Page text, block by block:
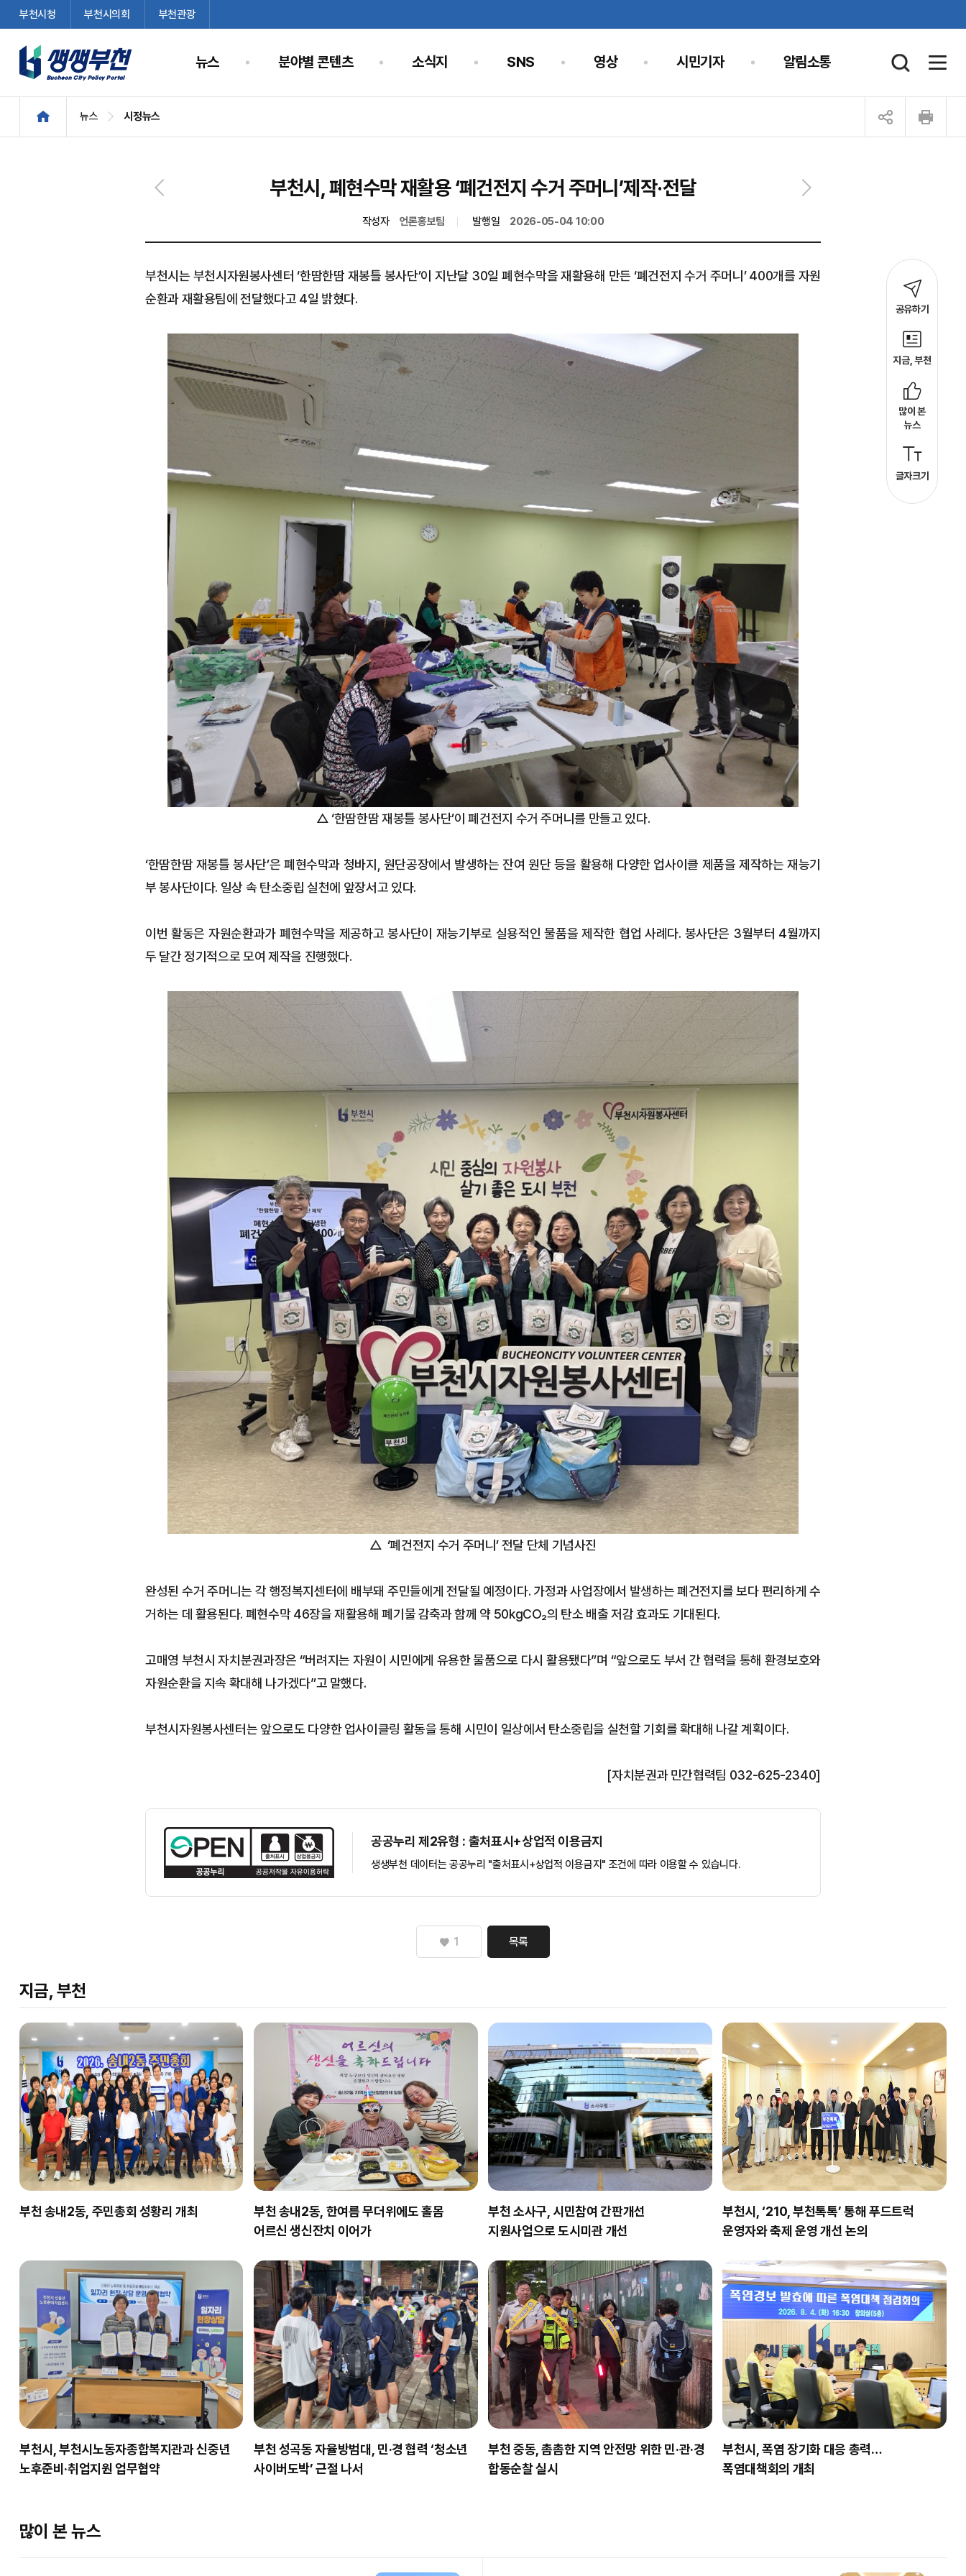
부천시청 부천시의회 부천관광
뉴스 분야별 콘텐츠 소식지 SNS 영상 시민기자 알림소통
뉴스 시정뉴스
공유하기
지금, 부천
많이 본
뉴스
글자크기
부천시, 폐현수막 재활용 ‘폐건전지 수거 주머니’제작·전달
작성자 언론홍보팀 발행일 2026-05-04 10:00
부천시는 부천시자원봉사센터 ‘한땀한땀 재봉틀 봉사단’이 지난달 30일 폐현수막을 재활용해 만든 ‘폐건전지 수거 주머니’ 400개를 자원
순환과 재활용팀에 전달했다고 4일 밝혔다.
△ ‘한땀한땀 재봉틀 봉사단’이 폐건전지 수거 주머니를 만들고 있다.
‘한땀한땀 재봉틀 봉사단’은 폐현수막과 청바지, 원단공장에서 발생하는 잔여 원단 등을 활용해 다양한 업사이클 제품을 제작하는 재능기
부 봉사단이다. 일상 속 탄소중립 실천에 앞장서고 있다.
이번 활동은 자원순환과가 폐현수막을 제공하고 봉사단이 재능기부로 실용적인 물품을 제작한 협업 사례다. 봉사단은 3월부터 4월까지
두 달간 정기적으로 모여 제작을 진행했다.
△ ‘폐건전지 수거 주머니’ 전달 단체 기념사진
완성된 수거 주머니는 각 행정복지센터에 배부돼 주민들에게 전달될 예정이다. 가정과 사업장에서 발생하는 폐건전지를 보다 편리하게 수
거하는 데 활용된다. 폐현수막 46장을 재활용해 폐기물 감축과 함께 약 50kgCO₂의 탄소 배출 저감 효과도 기대된다.
고매영 부천시 자치분권과장은 “버려지는 자원이 시민에게 유용한 물품으로 다시 활용됐다”며 “앞으로도 부서 간 협력을 통해 환경보호와
자원순환을 지속 확대해 나가겠다”고 말했다.
부천시자원봉사센터는 앞으로도 다양한 업사이클링 활동을 통해 시민이 일상에서 탄소중립을 실천할 기회를 확대해 나갈 계획이다.
[자치분권과 민간협력팀 032-625-2340]
공공누리 제2유형 : 출처표시+상업적 이용금지
생생부천 데이터는 공공누리 "출처표시+상업적 이용금지" 조건에 따라 이용할 수 있습니다.
1 목록
지금, 부천
부천 송내2동, 주민총회 성황리 개최
부천 송내2동, 한여름 무더위에도 홀몸
어르신 생신잔치 이어가
부천 소사구, 시민참여 간판개선
지원사업으로 도시미관 개선
부천시, ‘210, 부천톡톡’ 통해 푸드트럭
운영자와 축제 운영 개선 논의
부천시, 부천시노동자종합복지관과 신중년
노후준비·취업지원 업무협약
부천 성곡동 자율방범대, 민·경 협력 ‘청소년
사이버도박’ 근절 나서
부천 중동, 촘촘한 지역 안전망 위한 민·관·경
합동순찰 실시
부천시, 폭염 장기화 대응 총력…
폭염대책회의 개최
많이 본 뉴스